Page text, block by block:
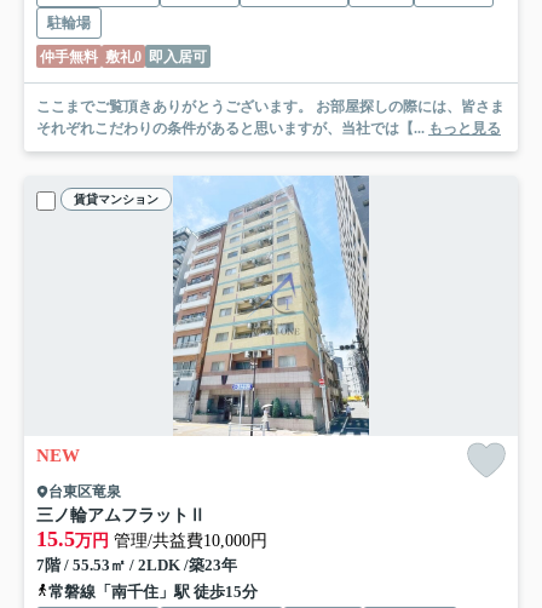
駐輪場
仲手無料 敷礼0 即入居可
ここまでご覧頂きありがとうございます。 お部屋探しの際には、皆さま
それぞれこだわりの条件があると思いますが、当社では【... もっと見る
賃貸マンション
NEW
台東区竜泉
三ノ輪アムフラットⅡ
15.5万円 管理/共益費10,000円
7階 / 55.53㎡ / 2LDK /築23年
常磐線「南千住」駅 徒歩15分